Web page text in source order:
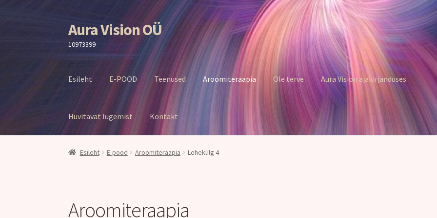
Liigu
navigeerimisele
Liigu
sisu
juurde
Aura Vision OÜ
10973399
Esileht E-POOD Teenused Aroomiteraapia Ole terve Aura Vision ajakirjanduses
Huvitavat lugemist Kontakt
Esileht E-pood Aroomiteraapia Lehekülg 4
Aroomiteraapia